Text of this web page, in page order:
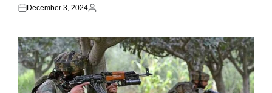
Posted
December 3, 2024
Posted